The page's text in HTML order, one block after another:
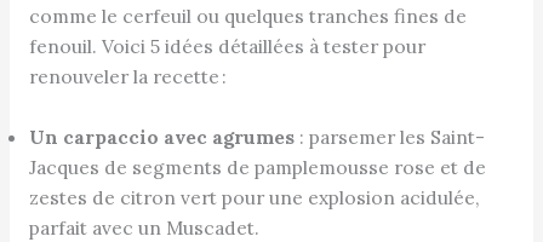
comme le cerfeuil ou quelques tranches fines de
fenouil. Voici 5 idées détaillées à tester pour
renouveler la recette :
Un carpaccio avec agrumes: parsemer les Saint-
Jacques de segments de pamplemousse rose et de
zestes de citron vert pour une explosion acidulée,
parfait avec un Muscadet.